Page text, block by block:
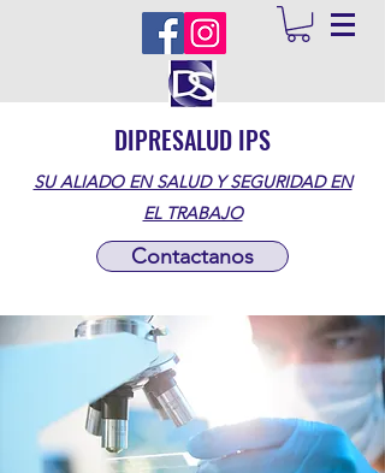
DIPRESALUD IPS
SU ALIADO EN SALUD Y SEGURIDAD EN
EL TRABAJO
Contactanos